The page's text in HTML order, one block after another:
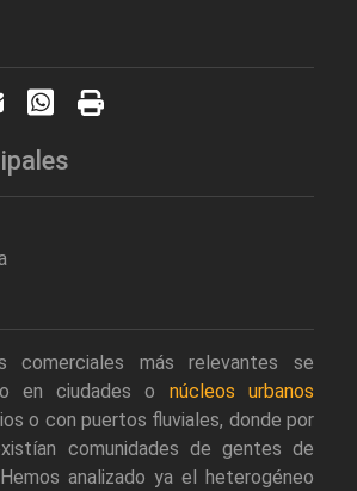
comerciales más relevantes se
en ciudades o núcleos urbanos
o con puertos fluviales, donde por
comunidades de gentes de
analizado ya el heterogéneo